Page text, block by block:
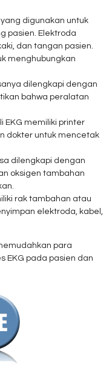
digunakan untuk
pasien. Elektroda
dan tangan pasien.
menghubungkan
dilengkapi dengan
bahwa peralatan
EKG memiliki printer
dokter untuk mencetak
dilengkapi dengan
oksigen tambahan
rak tambahan atau
elektroda, kabel,
para
EKG pada pasien dan